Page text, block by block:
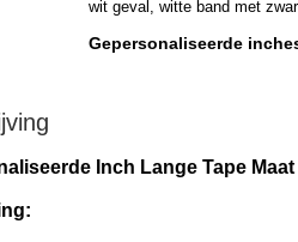
wit geval, witte band met
Gepersonaliseerde
Inch Lange Tape